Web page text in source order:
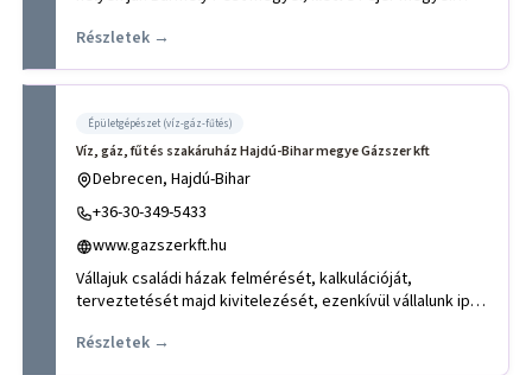
Részletek →
Épületgépészet (víz-gáz-fűtés)
Víz, gáz, fűtés szakáruház Hajdú-Bihar megye Gázszer kft
Debrecen, Hajdú-Bihar
+36-30-349-5433
www.gazszerkft.hu
Vállajuk családi házak felmérését, kalkulációját,
terveztetését majd kivitelezését, ezenkívül vállalunk ipari
Részletek →